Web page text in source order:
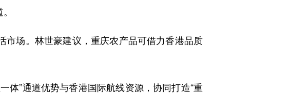
场。林世豪建议，重庆农产品可借力香港品质
”通道优势与香港国际航线资源，协同打造“重